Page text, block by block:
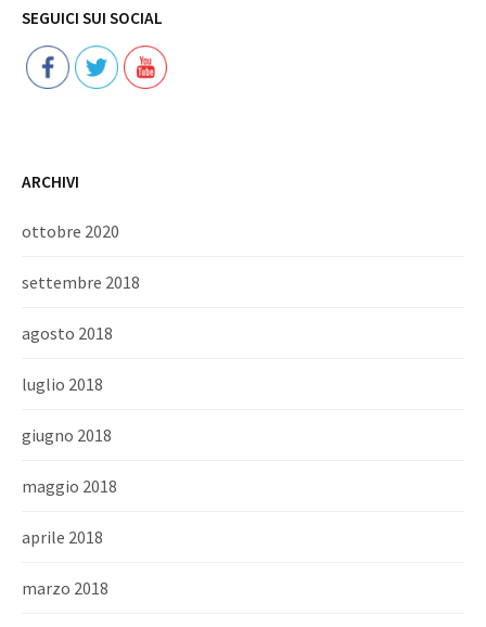
SEGUICI SUI SOCIAL
ARCHIVI
ottobre 2020
settembre 2018
agosto 2018
luglio 2018
giugno 2018
maggio 2018
aprile 2018
marzo 2018